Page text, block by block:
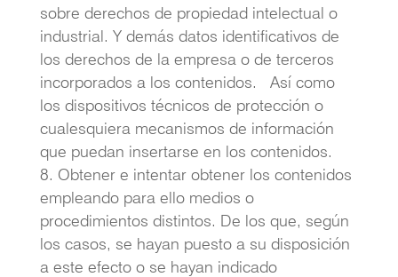
sobre derechos de propiedad intelectual o
industrial. Y demás datos identificativos de
los derechos de la empresa o de terceros
incorporados a los contenidos. Así como
los dispositivos técnicos de protección o
cualesquiera mecanismos de información
que puedan insertarse en los contenidos.
Obtener e intentar obtener los contenidos
empleando para ello medios o
procedimientos distintos. De los que, según
los casos, se hayan puesto a su disposición
a este efecto o se hayan indicado